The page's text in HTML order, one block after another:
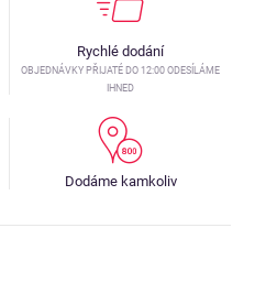
Rychlé dodání
OBJEDNÁVKY PŘIJATÉ DO 12:00 ODESÍLÁME
IHNED
Dodáme kamkoliv